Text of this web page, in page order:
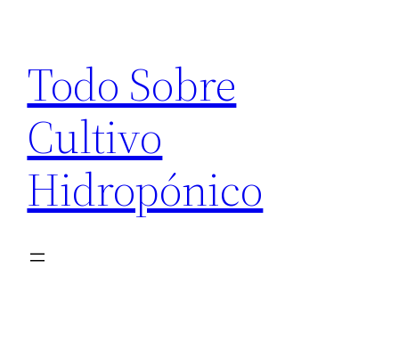
contenido
Todo Sobre
Cultivo
Hidropónico